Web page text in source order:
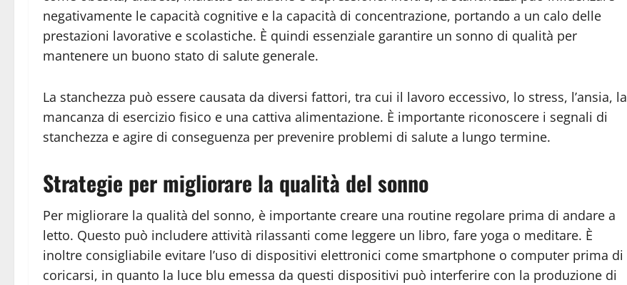
negativamente le capacità cognitive e la capacità di concentrazione, portando a un calo delle
prestazioni lavorative e scolastiche. È quindi essenziale garantire un sonno di qualità per
mantenere un buono stato di salute generale.
La stanchezza può essere causata da diversi fattori, tra cui il lavoro eccessivo, lo stress, l’ansia, la
mancanza di esercizio fisico e una cattiva alimentazione. È importante riconoscere i segnali di
stanchezza e agire di conseguenza per prevenire problemi di salute a lungo termine.
Strategie per migliorare la qualità del sonno
Per migliorare la qualità del sonno, è importante creare una routine regolare prima di andare a
letto. Questo può includere attività rilassanti come leggere un libro, fare yoga o meditare. È
inoltre consigliabile evitare l’uso di dispositivi elettronici come smartphone o computer prima di
coricarsi, in quanto la luce blu emessa da questi dispositivi può interferire con la produzione di